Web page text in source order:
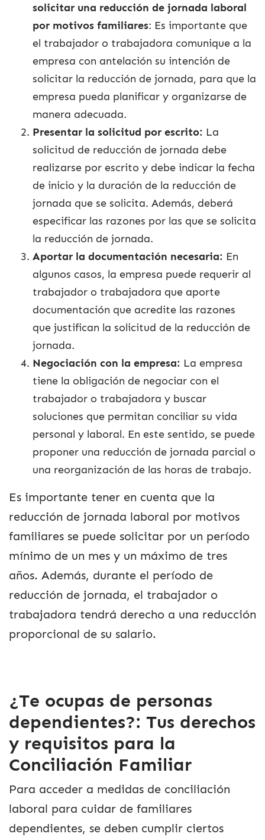
solicitar una reducción de jornada laboral
por motivos familiares: Es importante que
el trabajador o trabajadora comunique a la
empresa con antelación su intención de
solicitar la reducción de jornada, para que la
empresa pueda planificar y organizarse de
manera adecuada.
Presentar la solicitud por escrito: La
solicitud de reducción de jornada debe
realizarse por escrito y debe indicar la fecha
de inicio y la duración de la reducción de
jornada que se solicita. Además, deberá
especificar las razones por las que se solicita
la reducción de jornada.
Aportar la documentación necesaria: En
algunos casos, la empresa puede requerir al
trabajador o trabajadora que aporte
documentación que acredite las razones
que justifican la solicitud de la reducción de
jornada.
Negociación con la empresa: La empresa
tiene la obligación de negociar con el
trabajador o trabajadora y buscar
soluciones que permitan conciliar su vida
personal y laboral. En este sentido, se puede
proponer una reducción de jornada parcial o
una reorganización de las horas de trabajo.
Es importante tener en cuenta que la
reducción de jornada laboral por motivos
familiares se puede solicitar por un período
mínimo de un mes y un máximo de tres
años. Además, durante el período de
reducción de jornada, el trabajador o
trabajadora tendrá derecho a una reducción
proporcional de su salario.
¿Te ocupas de personas
dependientes?: Tus derechos
y requisitos para la
Conciliación Familiar
Para acceder a medidas de conciliación
laboral para cuidar de familiares
dependientes, se deben cumplir ciertos